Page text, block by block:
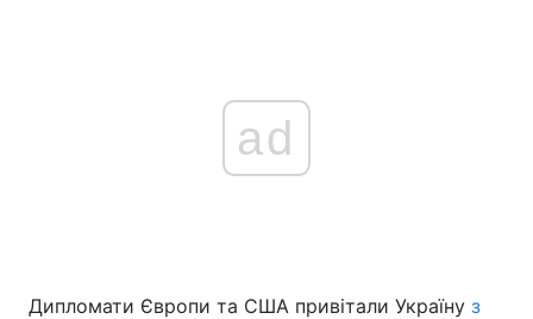
ad
Дипломати Європи та США привітали Україну з